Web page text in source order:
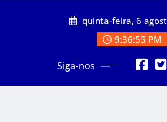
quinta-feira, 6
9:36:57 PM
Siga-nos